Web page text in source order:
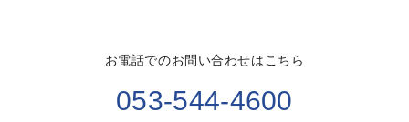
お電話でのお問い合わせはこちら
053-544-4600